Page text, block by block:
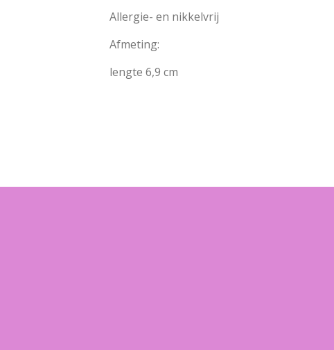
Allergie- en nikkelvrij
Afmeting:
lengte 6,9 cm